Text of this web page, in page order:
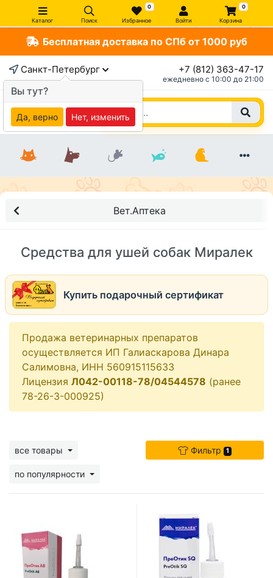
Каталог Поиск
0
Избранное Войти
0
Корзина
Бесплатная доставка по СПб от 1000 руб
Санкт-Петербург +7 (812) 363-47-17
ежедневно c 10:00 до 21:00
Вет.Аптека
Средства для ушей собак Миралек
Купить подарочный сертификат
Продажа ветеринарных препаратов
осуществляется ИП Галиаскарова Динара
Салимовна, ИНН 560915115633
Лицензия Л042-00118-78/04544578 (ранее
78-26-3-000925)
все товары
по популярности
Фильтр 1
Вы тут?
Да, верно Нет, изменить